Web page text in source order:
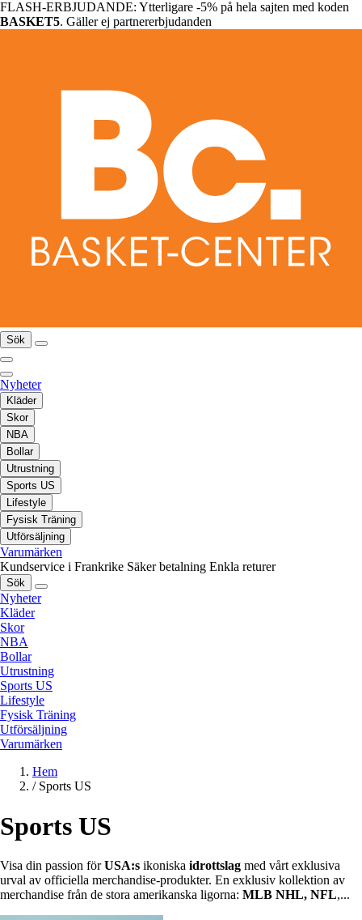
FLASH-ERBJUDANDE: Ytterligare -5% på hela sajten med koden
BASKET5. Gäller ej partnererbjudanden
Sök
Nyheter
Kläder
Skor
NBA
Bollar
Utrustning
Sports US
Lifestyle
Fysisk Träning
Utförsäljning
Varumärken
Kundservice i Frankrike Säker betalning Enkla returer
Sök
Nyheter
Kläder
Skor
NBA
Bollar
Utrustning
Sports US
Lifestyle
Fysisk Träning
Utförsäljning
Varumärken
Hem
/ Sports US
Sports US
Visa din passion förUSA:s ikoniska idrottslag med vårt exklusiva
urval av officiella merchandise-produkter. En exklusiv kollektion av
merchandise från de stora amerikanska ligorna: MLB NHL, NFL,...